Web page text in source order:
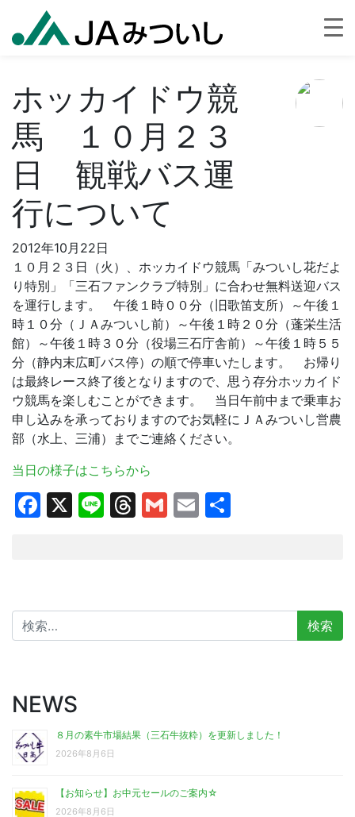
ホッカイドウ競
馬 １０月２３
日 観戦バス運
行について
2012年10月22日
１０月２３日（火）、ホッカイドウ競馬「みついし花だよ
り特別」「三石ファンクラブ特別」に合わせ無料送迎バス
を運行します。 午後１時００分（旧歌笛支所）～午後１
時１０分（ＪＡみついし前）～午後１時２０分（蓬栄生活
館）～午後１時３０分（役場三石庁舎前）～午後１時５５
分（静内末広町バス停）の順で停車いたします。 お帰り
は最終レース終了後となりますので、思う存分ホッカイド
ウ競馬を楽しむことができます。 当日午前中まで乗車お
申し込みを承っておりますのでお気軽にＪＡみついし営農
部（水上、三浦）までご連絡ください。
当日の様子はこちらから
Facebook
X LineThreads
Gmail
Email
検
索:
NEWS
８月の素牛市場結果（三石牛抜粋）を更新しました！
2026年8月6日
【お知らせ】お中元セールのご案内☆
2026年8月6日